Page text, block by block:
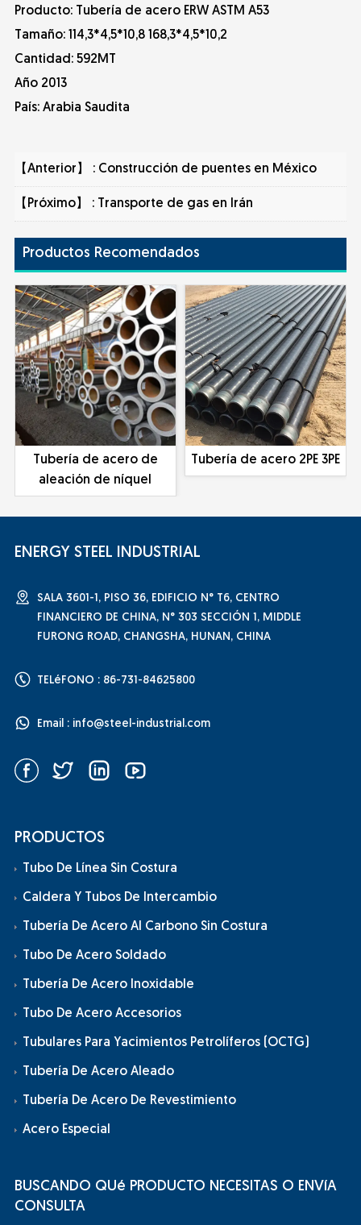
Producto: Tubería de acero ERW ASTM A53
Tamaño: 114,3*4,5*10,8 168,3*4,5*10,2
Cantidad: 592MT
Año 2013
País: Arabia Saudita
【Anterior】 : Construcción de puentes en México
【Próximo】 : Transporte de gas en Irán
Productos Recomendados
Tubería de acero de
aleación de níquel
Tubería de acero 2PE 3PE
ENERGY STEEL INDUSTRIAL
SALA 3601-1, PISO 36, EDIFICIO N° T6, CENTRO
FINANCIERO DE CHINA, N° 303 SECCIÓN 1, MIDDLE
FURONG ROAD, CHANGSHA, HUNAN, CHINA
TELéFONO : 86-731-84625800
Email : info@steel-industrial.com
PRODUCTOS
Tubo De Línea Sin Costura
Caldera Y Tubos De Intercambio
Tubería De Acero Al Carbono Sin Costura
Tubo De Acero Soldado
Tubería De Acero Inoxidable
Tubo De Acero Accesorios
Tubulares Para Yacimientos Petrolíferos (OCTG)
Tubería De Acero Aleado
Tubería De Acero De Revestimiento
Acero Especial
BUSCANDO QUé PRODUCTO NECESITAS O ENVíA
CONSULTA